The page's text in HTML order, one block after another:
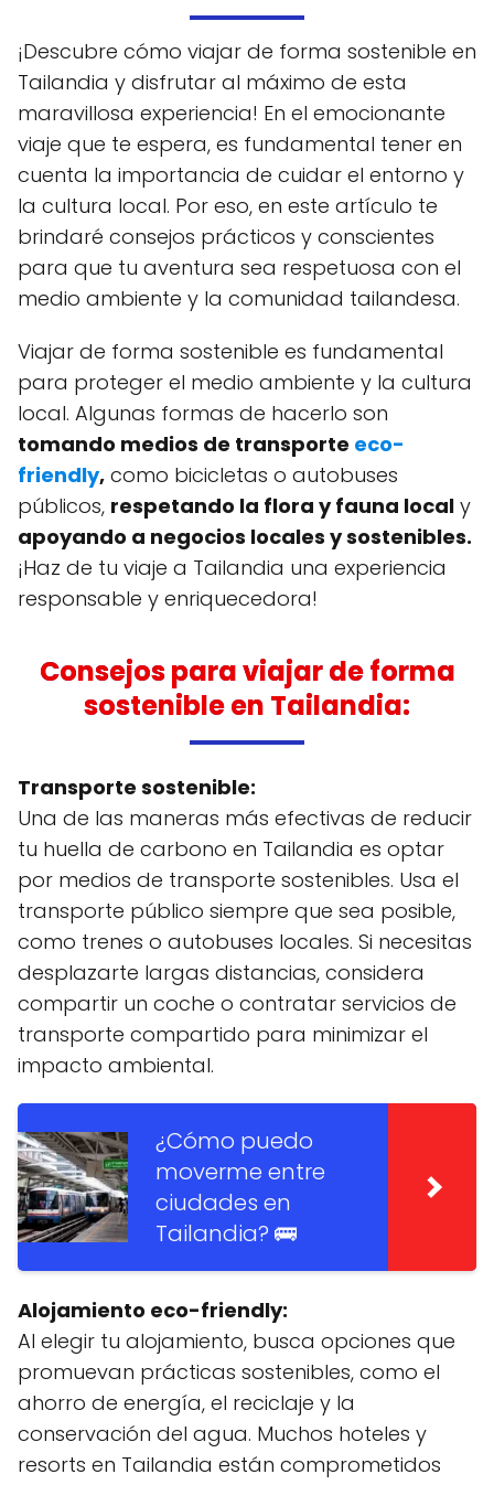
¡Descubre cómo viajar de forma sostenible en
Tailandia y disfrutar al máximo de esta
maravillosa experiencia! En el emocionante
viaje que te espera, es fundamental tener en
cuenta la importancia de cuidar el entorno y
la cultura local. Por eso, en este artículo te
brindaré consejos prácticos y conscientes
para que tu aventura sea respetuosa con el
medio ambiente y la comunidad tailandesa.
Viajar de forma sostenible es fundamental
para proteger el medio ambiente y la cultura
local. Algunas formas de hacerlo son
tomando medios de transporte eco-
friendly, como bicicletas o autobuses
públicos, respetando la flora y fauna local y
apoyando a negocios locales y sostenibles.
¡Haz de tu viaje a Tailandia una experiencia
responsable y enriquecedora!
Consejos para viajar de forma
sostenible en Tailandia:
Transporte sostenible:
Una de las maneras más efectivas de reducir
tu huella de carbono en Tailandia es optar
por medios de transporte sostenibles. Usa el
transporte público siempre que sea posible,
como trenes o autobuses locales. Si necesitas
desplazarte largas distancias, considera
compartir un coche o contratar servicios de
transporte compartido para minimizar el
impacto ambiental.
¿Cómo puedo
moverme entre
ciudades en
Tailandia? 🚌
Alojamiento eco-friendly:
Al elegir tu alojamiento, busca opciones que
promuevan prácticas sostenibles, como el
ahorro de energía, el reciclaje y la
conservación del agua. Muchos hoteles y
resorts en Tailandia están comprometidos